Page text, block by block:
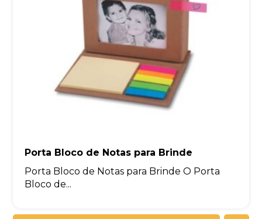
Porta Bloco de Notas para Brinde
Porta Bloco de Notas para Brinde O Porta
Bloco de...